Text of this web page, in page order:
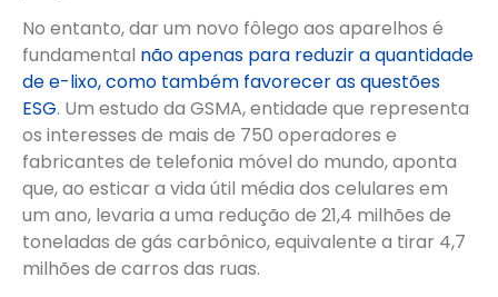
No entanto, dar um novo fôlego aos aparelhos é
fundamental não apenas para reduzir a quantidade
de e-lixo, como também favorecer as questões
ESG. Um estudo da GSMA, entidade que representa
os interesses de mais de 750 operadores e
fabricantes de telefonia móvel do mundo, aponta
que, ao esticar a vida útil média dos celulares em
um ano, levaria a uma redução de 21,4 milhões de
toneladas de gás carbônico, equivalente a tirar 4,7
milhões de carros das ruas.